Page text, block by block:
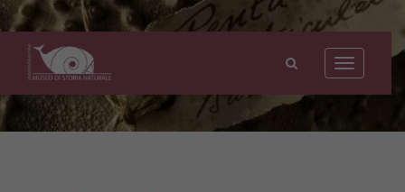
Toggle
navigation
Museo
di
Storia
Naturale
dell'Università